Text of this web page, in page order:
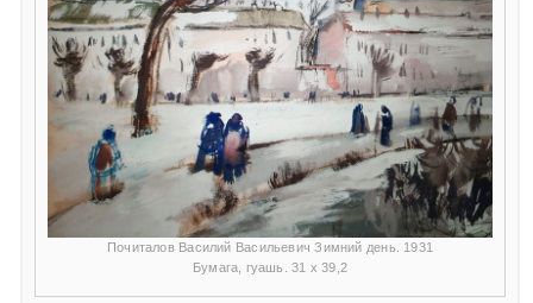
Почиталов Василий Васильевич Зимний день. 1931
Бумага, гуашь. 31 х 39,2